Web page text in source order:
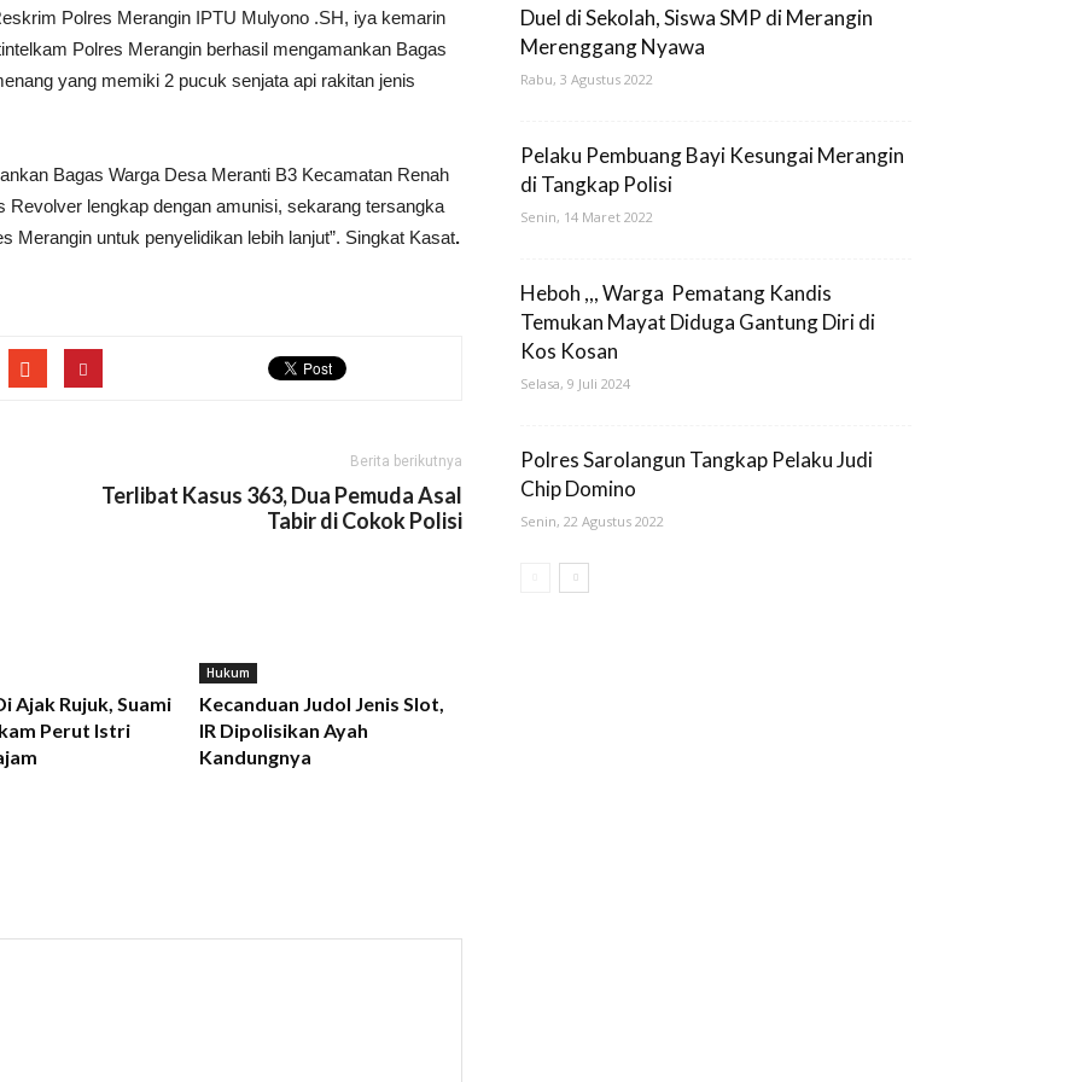
Polres Merangin IPTU Mulyono .SH, iya kemarin
Polres Merangin berhasil mengamankan Bagas
yang memiki 2 pucuk senjata api rakitan jenis
Bagas Warga Desa Meranti B3 Kecamatan Renah
lengkap dengan amunisi, sekarang tersangka
Merangin untuk penyelidikan lebih lanjut”. Singkat Kasat.
Berita berikutnya
Terlibat Kasus 363, Dua Pemuda Asal
Tabir di Cokok Polisi
Ajak Rujuk, Suami
Perut Istri
Hukum
Kecanduan Judol Jenis Slot,
IR Dipolisikan Ayah
Kandungnya
Duel di Sekolah, Siswa SMP di Merangin
Merenggang Nyawa
Rabu, 3 Agustus 2022
Pelaku Pembuang Bayi Kesungai Merangin
di Tangkap Polisi
Senin, 14 Maret 2022
Heboh ,,, Warga Pematang Kandis
Temukan Mayat Diduga Gantung Diri di
Kos Kosan
Selasa, 9 Juli 2024
Polres Sarolangun Tangkap Pelaku Judi
Chip Domino
Senin, 22 Agustus 2022